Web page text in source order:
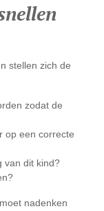
stellen zich de
zodat de
op een correcte
van dit kind?
nadenken